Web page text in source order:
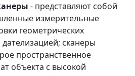
- представляют собой
измерительные
геометрических
сканеры
пространственное
объекта с высокой